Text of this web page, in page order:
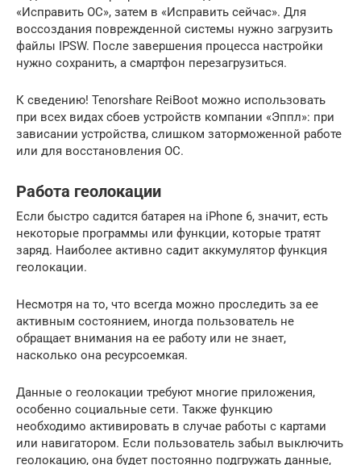
«Исправить ОС», затем в «Исправить сейчас». Для
воссоздания поврежденной системы нужно загрузить
файлы IPSW. После завершения процесса настройки
нужно сохранить, а смартфон перезагрузиться.
К сведению! Tenorshare ReiBoot можно использовать
при всех видах сбоев устройств компании «Эппл»: при
зависании устройства, слишком заторможенной работе
или для восстановления ОС.
Работа геолокации
Если быстро садится батарея на iPhone 6, значит, есть
некоторые программы или функции, которые тратят
заряд. Наиболее активно садит аккумулятор функция
геолокации.
Несмотря на то, что всегда можно проследить за ее
активным состоянием, иногда пользователь не
обращает внимания на ее работу или не знает,
насколько она ресурсоемкая.
Данные о геолокации требуют многие приложения,
особенно социальные сети. Также функцию
необходимо активировать в случае работы с картами
или навигатором. Если пользователь забыл выключить
геолокацию, она будет постоянно подгружать данные,